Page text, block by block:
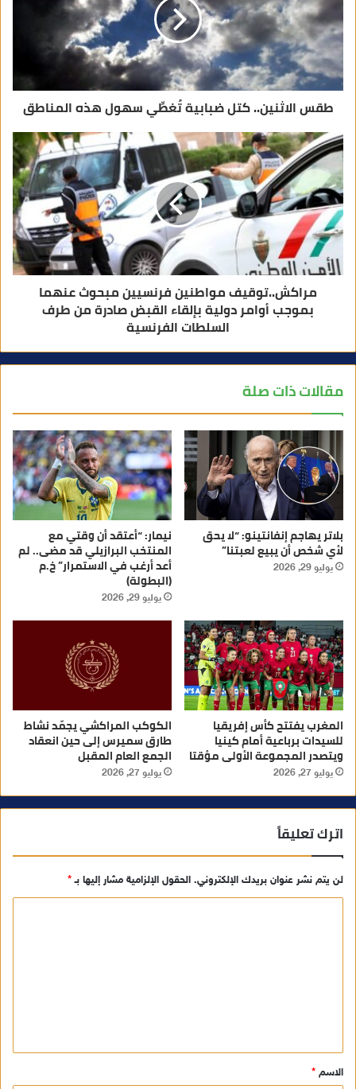
ر
و
ي
طقس الاثنين.. كتل ضبابية تُغطِّي سهول هذه المناطق
مراكش..توقيف مواطنين فرنسيين مبحوث عنهما
بموجب أوامر دولية بإلقاء القبض صادرة من طرف
السلطات الفرنسية
مقالات ذات صلة
بلاتر يهاجم إنفانتينو: “لا يحق
لأي شخص أن يبيع لعبتنا”
يوليو 29, 2026
نيمار: “أعتقد أن وقتي مع
المنتخب البرازيلي قد مضى.. لم
أعد أرغب في الاستمرار” خ.م
(البطولة)
يوليو 29, 2026
المغرب يفتتح كأس إفريقيا
للسيدات برباعية أمام كينيا
ويتصدر المجموعة الأولى مؤقتا
يوليو 27, 2026
الكوكب المراكشي يجمّد نشاط
طارق سميرس إلى حين انعقاد
الجمع العام المقبل
يوليو 27, 2026
اترك تعليقاً
لن يتم نشر عنوان بريدك الإلكتروني. الحقول الإلزامية مشار إليها بـ*
ق
*
الاسم *